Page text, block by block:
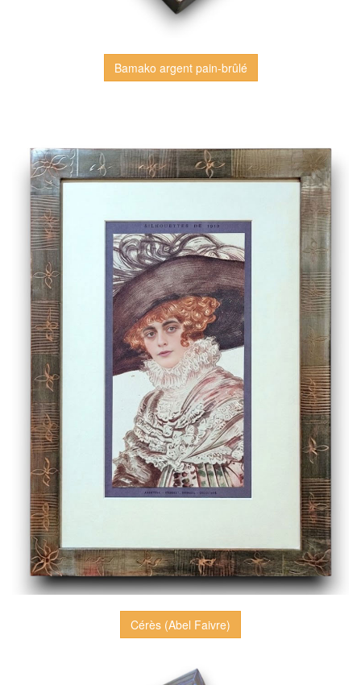
Bamako argent pain-brûlé
Cérès (Abel Faivre)